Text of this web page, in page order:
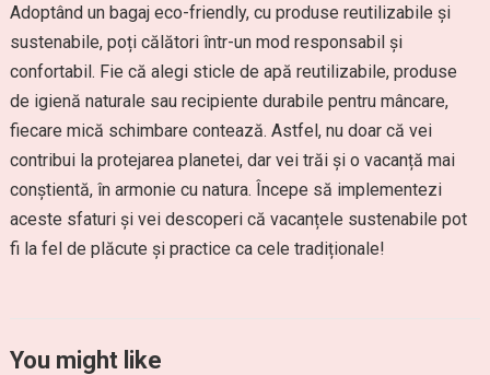
Adoptând un bagaj eco-friendly, cu produse reutilizabile și
sustenabile, poți călători într-un mod responsabil și
confortabil. Fie că alegi sticle de apă reutilizabile, produse
de igienă naturale sau recipiente durabile pentru mâncare,
fiecare mică schimbare contează. Astfel, nu doar că vei
contribui la protejarea planetei, dar vei trăi și o vacanță mai
conștientă, în armonie cu natura. Începe să implementezi
aceste sfaturi și vei descoperi că vacanțele sustenabile pot
fi la fel de plăcute și practice ca cele tradiționale!
You might like